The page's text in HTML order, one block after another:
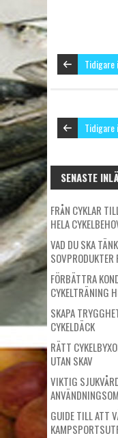
Tidigare
Tidigare
SENASTE
FRÅN CYKLAR
HELA
VAD DU SKA
SOVPRODUKTER
FÖRBÄTTRA
CYKELTRÄNING
SKAPA
CYKELDÄCK
RÄTT
UTAN SKAV
VIKTIG
GUIDE TILL ATT